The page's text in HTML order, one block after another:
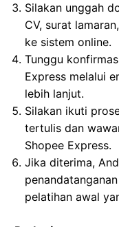
Silakan unggah
CV, surat
ke sistem online.
Tunggu
Express melalui
lebih lanjut.
Silakan ikuti
tertulis dan
Shopee Express.
Jika diterima,
pelatihan awal